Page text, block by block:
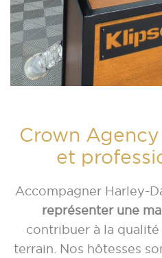
Crown
et
Accompagner Harley-
représenter une
contribuer à la
terrain. Nos hôtesses